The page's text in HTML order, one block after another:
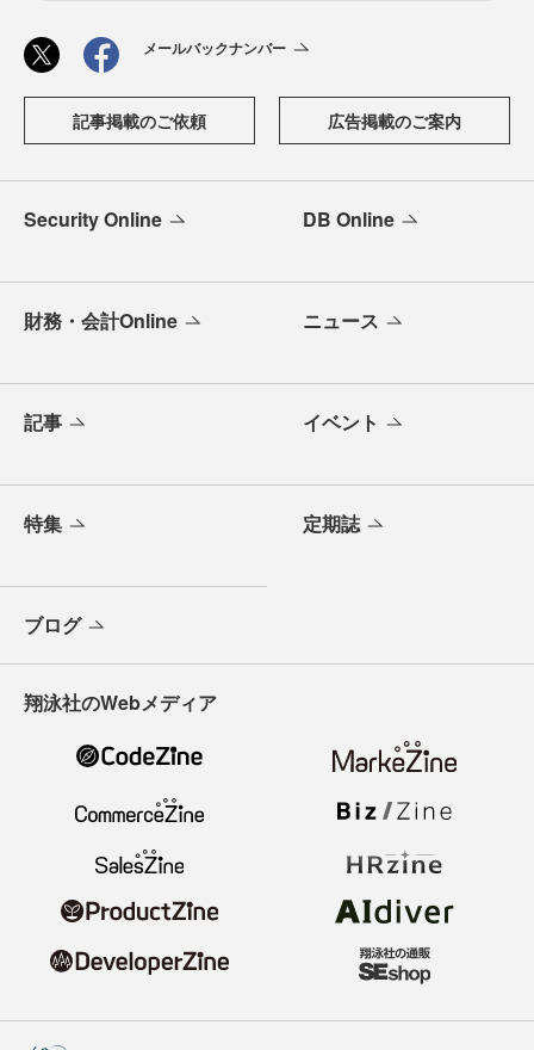
メールバックナンバー
記事掲載のご依頼 広告掲載のご案内
Security Online DB Online
財務・会計Online ニュース
記事 イベント
特集 定期誌
ブログ
翔泳社のWebメディア